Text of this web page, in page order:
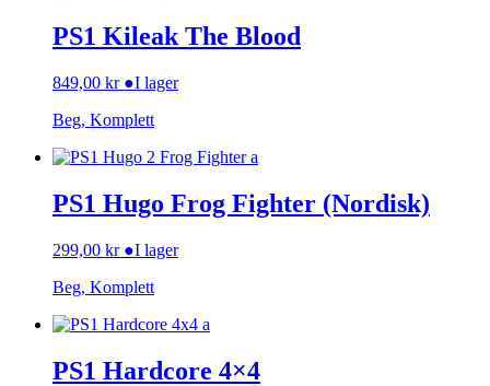
PS1 Kileak The Blood
849,00 kr ●I lager
Beg, Komplett
PS1 Hugo Frog Fighter (Nordisk)
299,00 kr ●I lager
Beg, Komplett
PS1 Hardcore 4×4